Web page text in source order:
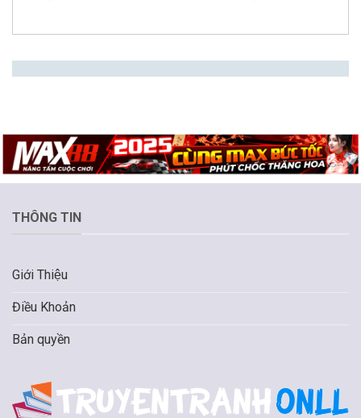
THÔNG TIN
Giới Thiệu
Điều Khoản
Bản quyền